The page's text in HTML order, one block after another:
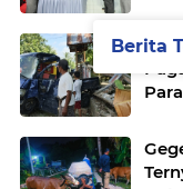
Berita